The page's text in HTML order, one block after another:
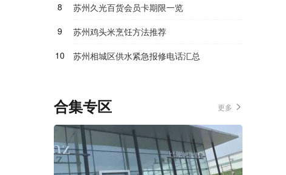
8
苏州久光百货会员卡期限一览
9
苏州鸡头米烹饪方法推荐
10
苏州相城区供水紧急报修电话汇总
合集专区 更多